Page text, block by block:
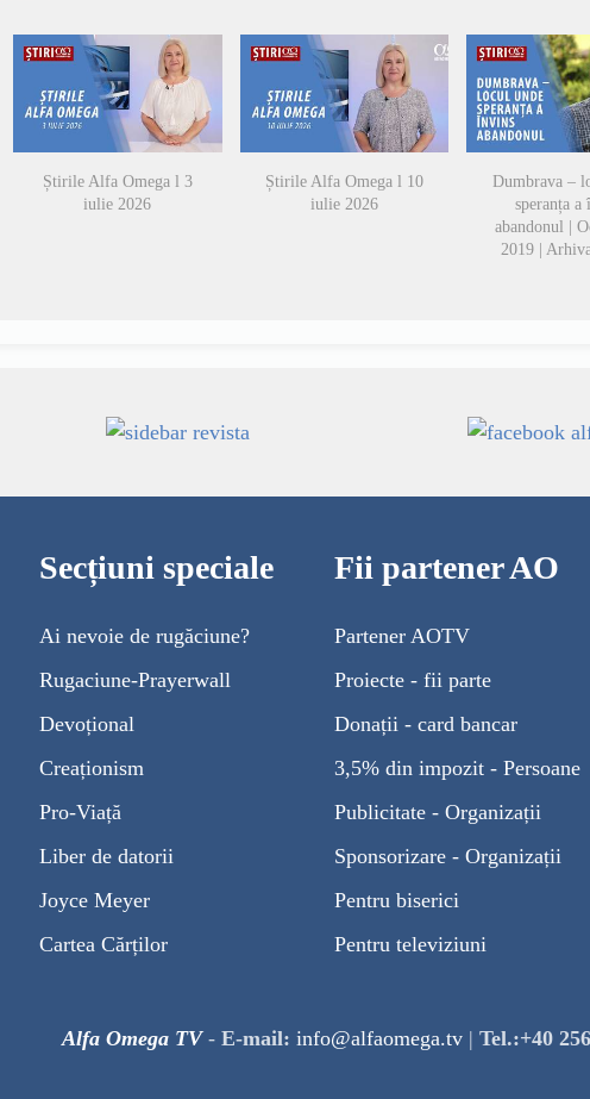
Știrile Alfa Omega l 3
iulie 2026
Știrile Alfa Omega l 10
iulie 2026
Dumbrava –
speranța a
abandonul |
2019 |
Secțiuni speciale
Ai nevoie de rugăciune?
Rugaciune-Prayerwall
Devoțional
Creaționism
Pro-Viață
Liber de datorii
Joyce Meyer
Cartea Cărților
Fii partener AO
Partener AOTV
Proiecte - fii parte
Donații - card bancar
3,5% din impozit - Persoane
Publicitate - Organizații
Sponsorizare - Organizații
Pentru biserici
Pentru televiziuni
Alfa Omega TV- E-mail: info@alfaomega.tv| Tel.:+40